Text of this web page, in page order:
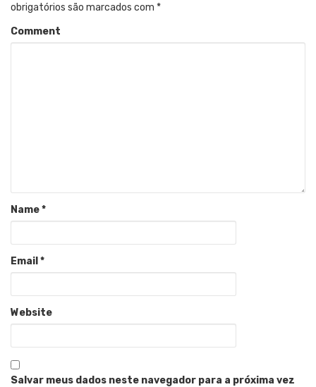
obrigatórios são marcados com *
Comment
Name*
Email *
Website
Salvar meus dados neste navegador para a próxima vez